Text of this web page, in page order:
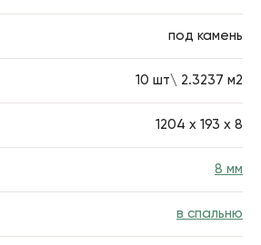
под камень
10 шт\ 2.3237 м2
1204 х 193 х 8
8 мм
в спальню